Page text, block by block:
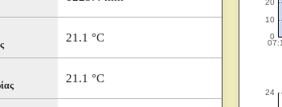
21.1 °C
21.1 °C